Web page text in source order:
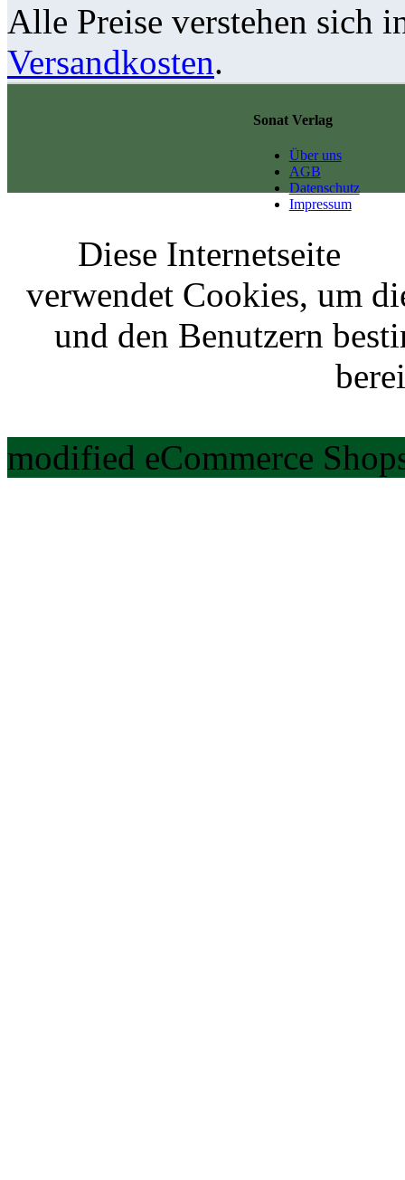
Alle Preise verstehen sich
Versandkosten.
Sonat Verlag
Über uns
AGB
Datenschutz
Impressum
Diese Internetseite
verwendet Cookies, um
und den Benutzern
modified eCommerce